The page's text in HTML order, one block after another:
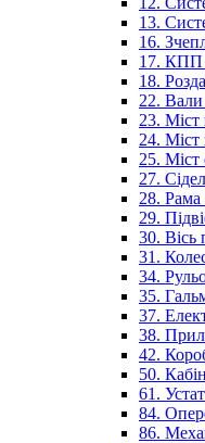
13.
16.
17.
18.
22.
23.
24.
25. Міст
27.
28.
29.
30. Вісь
31.
34.
35.
37.
38.
42.
50.
61.
84.
86.